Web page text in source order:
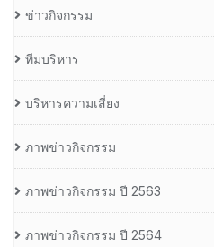
ข่าวกิจกรรม
ทีมบริหาร
บริหารความเสี่ยง
ภาพข่าวกิจกรรม
ภาพข่าวกิจกรรม ปี 2563
ภาพข่าวกิจกรรม ปี 2564